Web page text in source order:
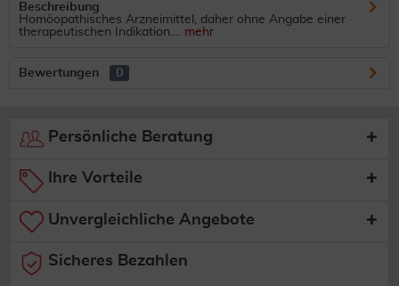
Beschreibung
Homöopathisches Arzneimittel, daher ohne Angabe einer
therapeutischen Indikation.... mehr
Bewertungen 0
Persönliche Beratung
Ihre Vorteile
Unvergleichliche Angebote
Sicheres Bezahlen